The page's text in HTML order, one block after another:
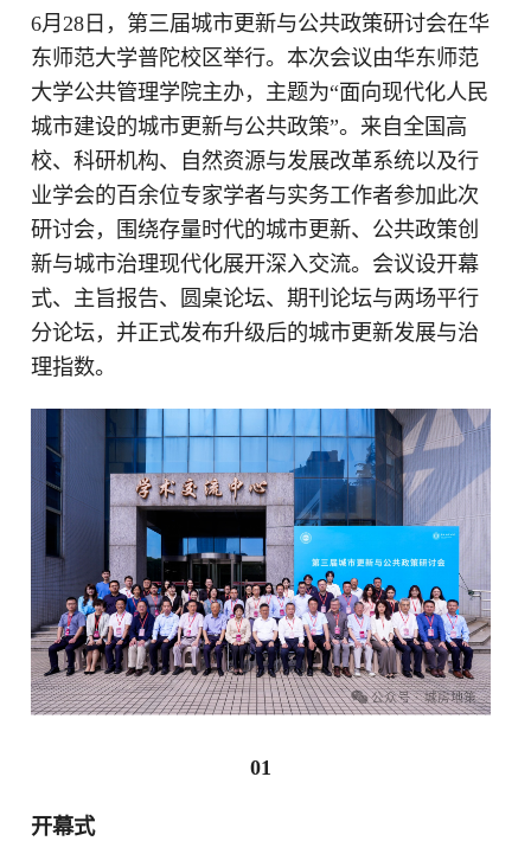
6月28日，第三届城市更新与公共政策研讨会在华
东师范大学普陀校区举行。本次会议由华东师范
大学公共管理学院主办，主题为“面向现代化人民
城市建设的城市更新与公共政策”。来自全国高
校、科研机构、自然资源与发展改革系统以及行
业学会的百余位专家学者与实务工作者参加此次
研讨会，围绕存量时代的城市更新、公共政策创
新与城市治理现代化展开深入交流。会议设开幕
式、主旨报告、圆桌论坛、期刊论坛与两场平行
分论坛，并正式发布升级后的城市更新发展与治
理指数。
01
开幕式